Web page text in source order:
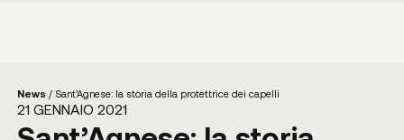
News / Sant’Agnese: la storia della protettrice dei capelli
21 GENNAIO 2021